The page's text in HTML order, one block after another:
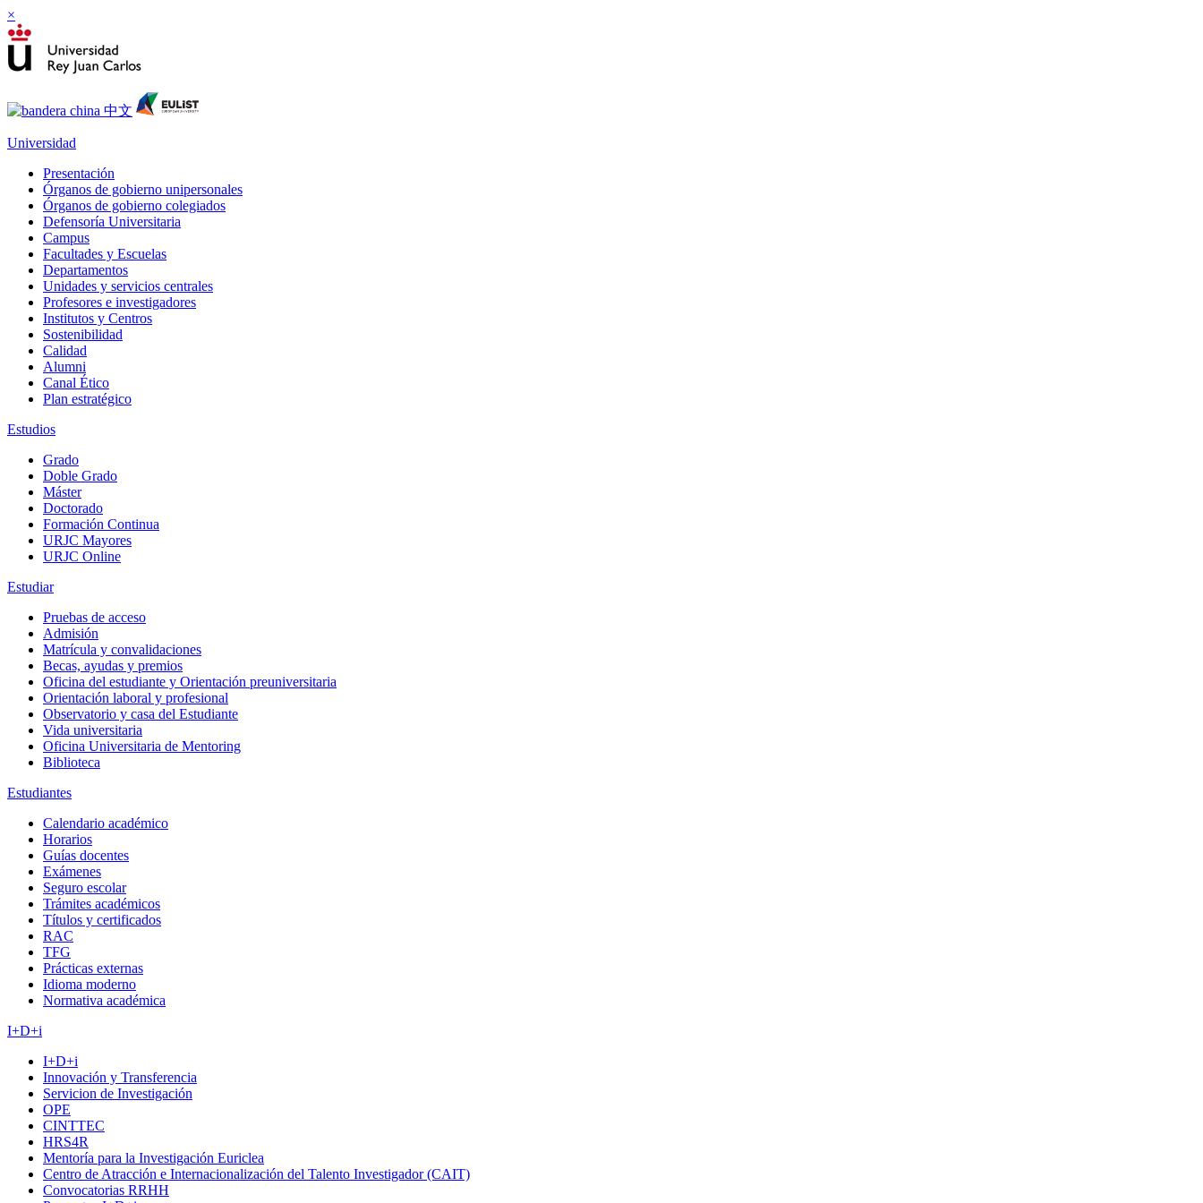
×
Universidad
Presentación
Órganos de gobierno unipersonales
Órganos de gobierno colegiados
Defensoría Universitaria
Campus
Facultades y Escuelas
Departamentos
Unidades y servicios centrales
Profesores e investigadores
Institutos y Centros
Sostenibilidad
Calidad
Alumni
Canal Ético
Plan estratégico
Estudios
Grado
Doble Grado
Máster
Doctorado
Formación Continua
URJC Mayores
URJC Online
Estudiar
Pruebas de acceso
Admisión
Matrícula y convalidaciones
Becas, ayudas y premios
Oficina del estudiante y Orientación preuniversitaria
Orientación laboral y profesional
Observatorio y casa del Estudiante
Vida universitaria
Oficina Universitaria de Mentoring
Biblioteca
Estudiantes
Calendario académico
Horarios
Guías docentes
Exámenes
Seguro escolar
Trámites académicos
Títulos y certificados
RAC
TFG
Prácticas externas
Idioma moderno
Normativa académica
I+D+i
I+D+i
Innovación y Transferencia
Servicion de Investigación
OPE
CINTTEC
HRS4R
Mentoría para la Investigación Euriclea
Centro de Atracción e Internacionalización del Talento Investigador (CAIT)
Convocatorias RRHH